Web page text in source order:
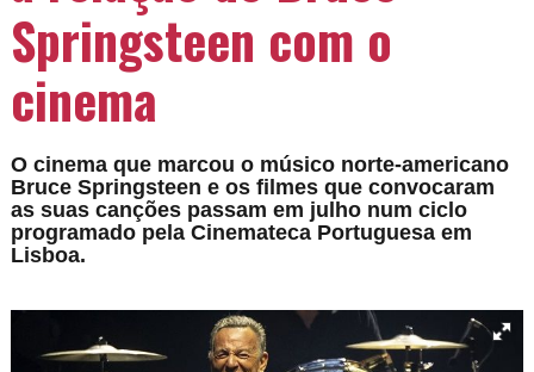
Springsteen com o
cinema
O cinema que marcou o músico norte-americano
Bruce Springsteen e os filmes que convocaram
as suas canções passam em julho num ciclo
programado pela Cinemateca Portuguesa em
Lisboa.